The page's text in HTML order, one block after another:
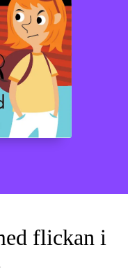
flickan i